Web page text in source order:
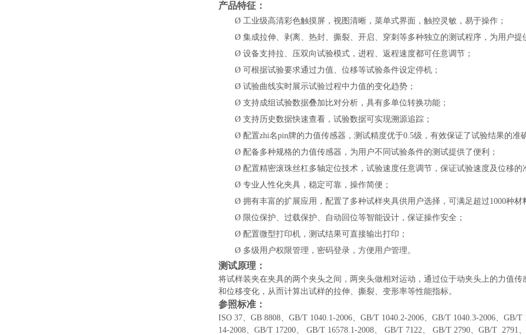
产品特征：
Ø 工业级高清彩色触摸屏，视图清晰，菜单式界面，触控灵敏，易于操作；
Ø 集成拉伸、剥离、热封、撕裂、开启、穿刺等多种独立的测试程序，为用户提
Ø 设备支持拉、压双向试验模式，进程、返程速度都可任意调节；
Ø 可根据试验要求通过力值、位移等试验条件设定停机；
Ø 试验曲线实时展示试验过程中力值的变化趋势；
Ø 支持成组试验数据叠加比对分析，具有多单位转换功能；
Ø 支持历史数据快速查看，试验数据可实现溯源追踪；
Ø 配置zhi名pin牌的力值传感器，测试精度优于0.5级，有效保证了试验结果的准
Ø 配备多种规格的力值传感器，为用户不同试验条件的测试提供了便利；
Ø 配置精密滚珠丝杠多轴定位技术，试验速度任意调节，保证试验速度及位移的
Ø 专业人性化夹具，稳定可靠，操作简便；
Ø 拥有丰富的扩展应用，配置了多种试样夹具供用户选择，可满足超过1000种
Ø 限位保护、过载保护、自动回位等智能设计，保证操作安全；
Ø 配置微型打印机，测试结果可直接输出打印；
Ø 多级用户权限管理，密码登录，方便用户管理。
测试原理：
将试样装夹在夹具的两个夹头之间，两夹头做相对运动，通过位于动夹头上的力值
和位移变化，从而计算出试样的拉伸、撕裂、变形率等性能指标。
参照标准：
ISO 37、GB 8808、GB/T 1040.1-2006、GB/T 1040.2-2006、GB/T 1040.3-2006、GB/
14-2008、GB/T 17200、 GB/T 16578.1-2008、 GB/T 7122、 GB/T 2790、GB/T